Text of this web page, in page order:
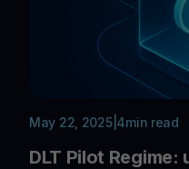
May 22, 2025| 4min read
DLT Pilot